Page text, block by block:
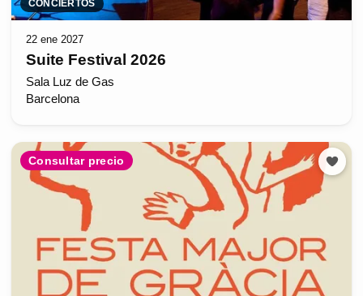
CONCIERTOS
22 ene 2027
Suite Festival 2026
Sala Luz de Gas
Barcelona
Consultar precio